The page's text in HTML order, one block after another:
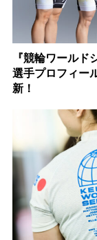
『競輪ワールド
選手プロフィー
新！